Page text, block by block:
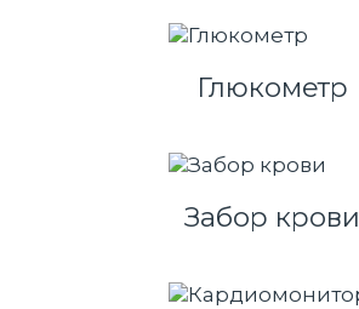
Глюкометр
Забор крови